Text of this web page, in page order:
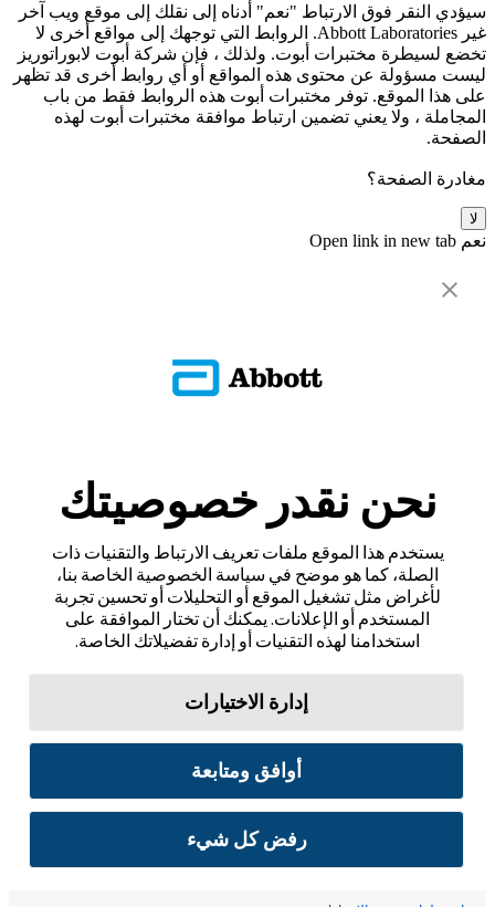
سيؤدي النقر فوق الارتباط "نعم" أدناه إلى نقلك إلى موقع ويب آخر
غير Abbott Laboratories. الروابط التي توجهك إلى مواقع أخرى لا
تخضع لسيطرة مختبرات أبوت. ولذلك ، فإن شركة أبوت لابوراتوريز
ليست مسؤولة عن محتوى هذه المواقع أو أي روابط أخرى قد تظهر
على هذا الموقع. توفر مختبرات أبوت هذه الروابط فقط من باب
المجاملة ، ولا يعني تضمين ارتباط موافقة مختبرات أبوت لهذه
الصفحة.
مغادرة الصفحة؟
لا
نعم Open link in new tab
نحن نقدر خصوصيتك
يستخدم هذا الموقع ملفات تعريف الارتباط والتقنيات ذات
الصلة، كما هو موضح في سياسة الخصوصية الخاصة بنا،
لأغراض مثل تشغيل الموقع أو التحليلات أو تحسين تجربة
المستخدم أو الإعلانات. يمكنك أن تختار الموافقة على
استخدامنا لهذه التقنيات أو إدارة تفضيلاتك الخاصة.
إدارة الاختيارات
أوافق ومتابعة
رفض كل شيء